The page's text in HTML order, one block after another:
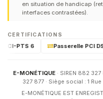
en situation de handicap
interfaces contrastées).
CERTIFICATIONS
PTS 6 Passerelle PCI
E-MONÉTIQUE · SIREN 882
327 877 · Siège social : 1
E-MONÉTIQUE EST